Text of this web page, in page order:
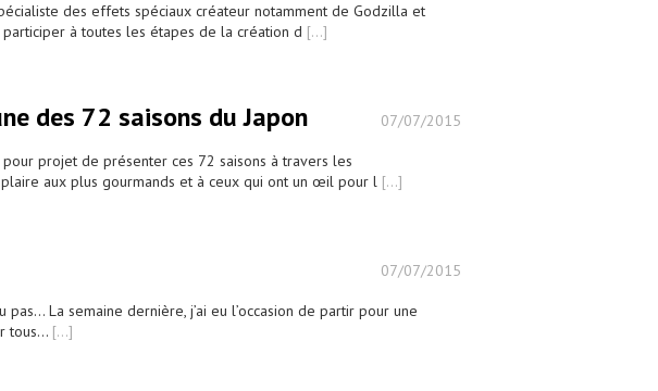
des effets spéciaux créateur notamment de Godzilla et
à toutes les étapes de la création d [...]
des 72 saisons du Japon 07/07/2015
pour projet de présenter ces 72 saisons à travers les
aux plus gourmands et à ceux qui ont un œil pour l [...]
07/07/2015
La semaine dernière, j’ai eu l’occasion de partir pour une
tous... [...]